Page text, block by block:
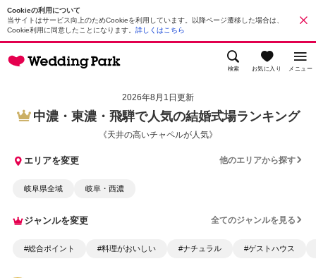
Cookieの利用について
当サイトはサービス向上のためCookieを利用しています。以降ページ遷移した場合は、
Cookie利用に同意したことになります。 詳しくはこちら
検索 お気に入り メニュー
2026年8月1日更新
中濃・東濃・飛騨で人気の結婚式場ランキング
《天井の高いチャペルが人気》
エリアを変更 他のエリアから探す
岐阜県全域 岐阜・西濃
ジャンルを変更 全てのジャンルを見る
#総合ポイント #料理がおいしい #ナチュラル #ゲストハウス